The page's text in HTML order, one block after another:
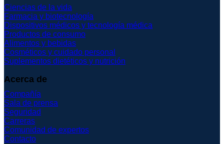
Ciencias de la vida
Farmacia y biotecnología
Dispositivos médicos y tecnología médica
Productos de consumo
Alimentos y bebidas
Cosméticos y cuidado personal
Suplementos dietéticos y nutrición
Acerca de
Compañía
Sala de prensa
Seguridad
Carreras
Comunidad de expertos
Contacto